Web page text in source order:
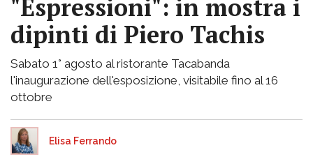
"Espressioni": in mostra i
dipinti di Piero Tachis
Sabato 1° agosto al ristorante Tacabanda
l'inaugurazione dell'esposizione, visitabile fino al 16
ottobre
Elisa Ferrando